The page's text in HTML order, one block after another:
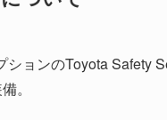
ョンのToyota Safety
。